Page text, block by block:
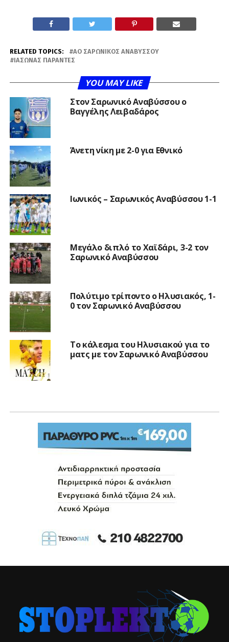
RELATED TOPICS:
ΑΟ ΣΑΡΩΝΙΚΌΣ ΑΝΑΒΎΣΣΟΥ
ΙΆΣΩΝΑΣ ΠΑΡΑΝΤΈΣ
YOU MAY LIKE
Στον Σαρωνικό Αναβύσσου ο
Βαγγέλης Λειβαδάρος
Άνετη νίκη με 2-0 για Εθνικό
Ιωνικός – Σαρωνικός Αναβύσσου 1-1
Μεγάλο διπλό το Χαϊδάρι, 3-2 τον
Σαρωνικό Αναβύσσου
Πολύτιμο τρίποντο ο Ηλυσιακός, 1-
0 τον Σαρωνικό Αναβύσσου
Το κάλεσμα του Ηλυσιακού για το
ματς με τον Σαρωνικό Αναβύσσου